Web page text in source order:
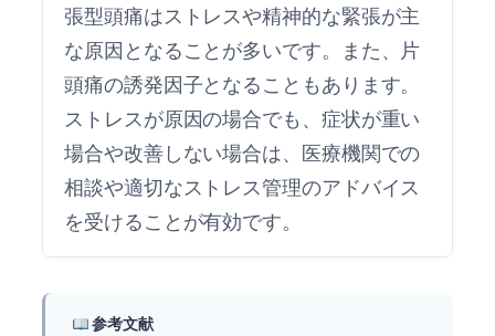
張型頭痛はストレスや精神的な緊張が主
な原因となることが多いです。また、片
頭痛の誘発因子となることもあります。
ストレスが原因の場合でも、症状が重い
場合や改善しない場合は、医療機関での
相談や適切なストレス管理のアドバイス
を受けることが有効です。
参考文献